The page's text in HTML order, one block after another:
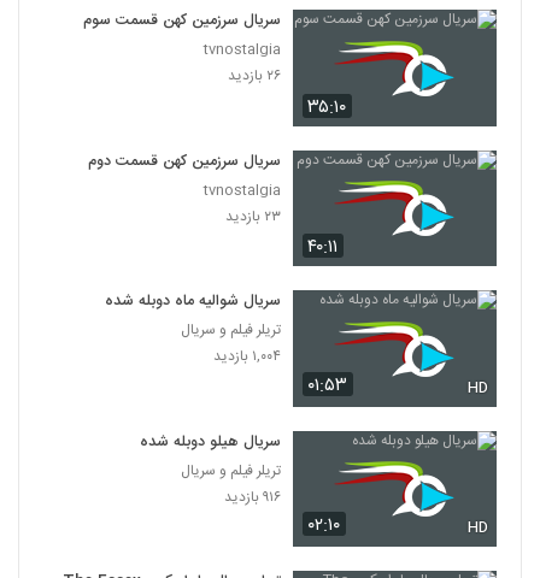
۳۵:۱۰
سریال سرزمین کهن قسمت سوم
tvnostalgia
۲۶ بازدید
۴۰:۱۱
سریال سرزمین کهن قسمت دوم
tvnostalgia
۲۳ بازدید
۰۱:۵۳ HD
سریال شوالیه ماه دوبله شده
تریلر فیلم و سریال
۱,۰۰۴ بازدید
۰۲:۱۰ HD
سریال هیلو دوبله شده
تریلر فیلم و سریال
۹۱۶ بازدید